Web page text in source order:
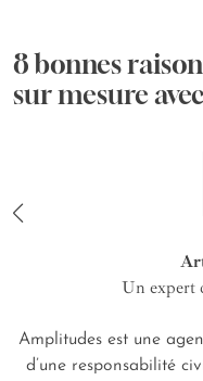
8 bonnes
sur mesure
Un expert
Amplitudes est une
d’une responsabilité